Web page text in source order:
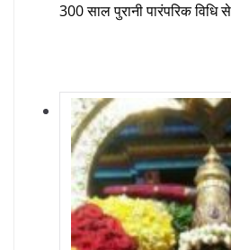
300 साल पुरानी पारंपरिक विधि